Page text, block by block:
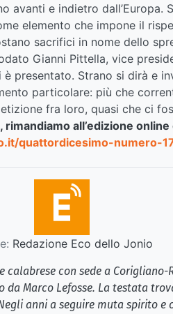
avanti e indietro dall’Europa.
elemento che impone il
sacrifici in nome dello
Gianni Pittella, vice
presentato. Strano si dirà e
particolare: più che
fra loro, quasi che ci
all’edizione online
quattordicesimo-numero-
Redazione Eco dello Jonio
con sede a Corigliano-
Marco Lefosse. La testata
anni a seguire muta spirito e